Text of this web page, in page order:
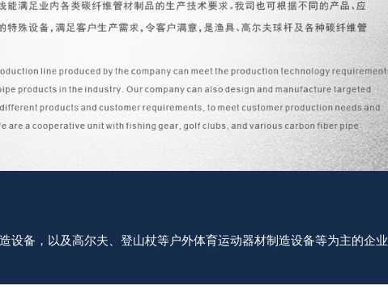
设备，以及高尔夫、登山杖等户外体育运动器材制造设备等为主的企业